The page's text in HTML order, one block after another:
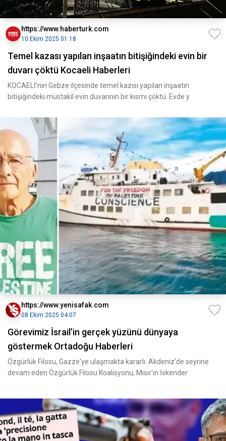
https://www.haberturk.com
10 Ekim 2025 01:18
Temel kazası yapılan inşaatın bitişiğindeki evin bir
duvarı çöktü Kocaeli Haberleri
KOCAELİ’nin Gebze ilçesinde temel kazısı yapılan inşaatın
bitişiğindeki müstakil evin duvarının bir kısmı çöktü. Evde y
https://www.yenisafak.com
08 Ekim 2025 04:07
Görevimiz İsrail’in gerçek yüzünü dünyaya
göstermek Ortadoğu Haberleri
Özgürlük Filosu, Gazze'ye ulaşmakta kararlı. Akdeniz'de seyrine
devam eden Özgürlük Filosu Koalisyonu, Mısır'ın İskender